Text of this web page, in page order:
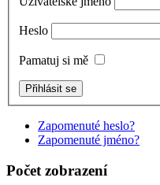
Heslo
Pamatuj si mě
Zapomenuté heslo?
Zapomenuté jméno?
Počet zobrazení